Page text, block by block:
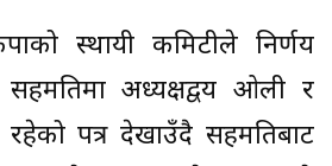
स्थायी कमिटीले निर्णय
अध्यक्षद्वय ओली र
रहेको पत्र देखाउँदै सहमतिबाट